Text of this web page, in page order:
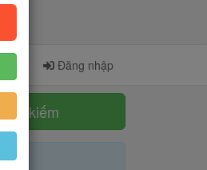
Đăng nhập
Tìm kiếm